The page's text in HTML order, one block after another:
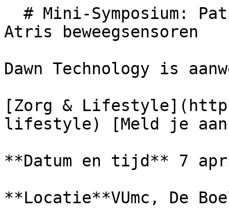
Atris beweegsensoren
Dawn Technology is
[Zorg &
lifestyle) [Meld je
**Datum en tijd** 7
**Locatie**VUmc, De